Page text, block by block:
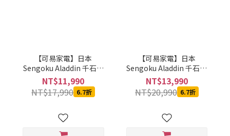
【可易家電】日本
Sengoku Aladdin 千石阿
拉丁卡式瓦斯暖爐 SAG-
BF02
NT$11,990
NT$17,990 6.7折
【可易家電】日本
Sengoku Aladdin 千石阿
拉丁卡式瓦斯暖爐(玻璃觀
賞版) SAG-BF03
NT$13,990
NT$20,990 6.7折